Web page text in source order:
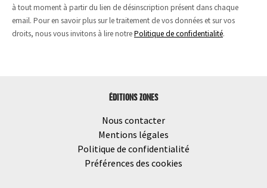
à tout moment à partir du lien de désinscription présent dans chaque
email. Pour en savoir plus sur le traitement de vos données et sur vos
droits, nous vous invitons à lire notrePolitique de confidentialité.
ÉDITIONS ZONES
Nous contacter
Mentions légales
Politique de confidentialité
Préférences des cookies